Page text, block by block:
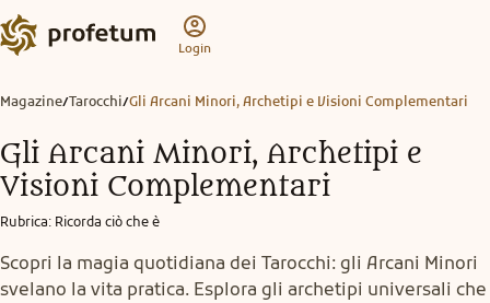
Login
Magazine/Tarocchi/Gli Arcani Minori, Archetipi e Visioni Complementari
Gli Arcani Minori, Archetipi e
Visioni Complementari
Rubrica: Ricorda ciò che è
Scopri la magia quotidiana dei Tarocchi: gli Arcani Minori
svelano la vita pratica. Esplora gli archetipi universali che